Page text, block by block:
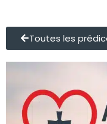
Toutes les